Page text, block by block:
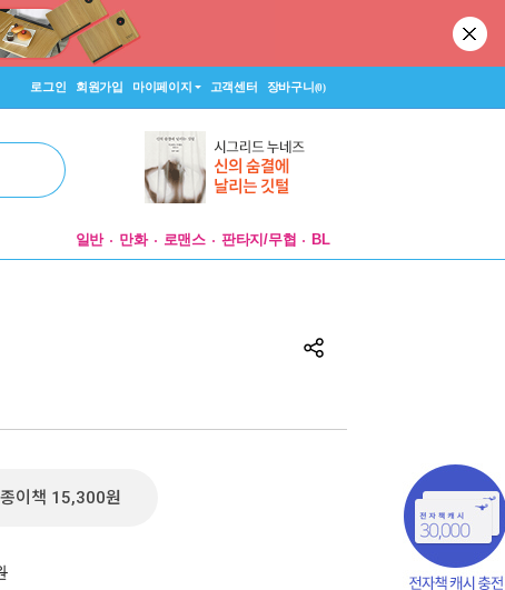
로그인 회원가입 마이페이지 고객센터 장바구니(0)
일반 만화 로맨스 판타지/무협 BL
종이책 15,300원